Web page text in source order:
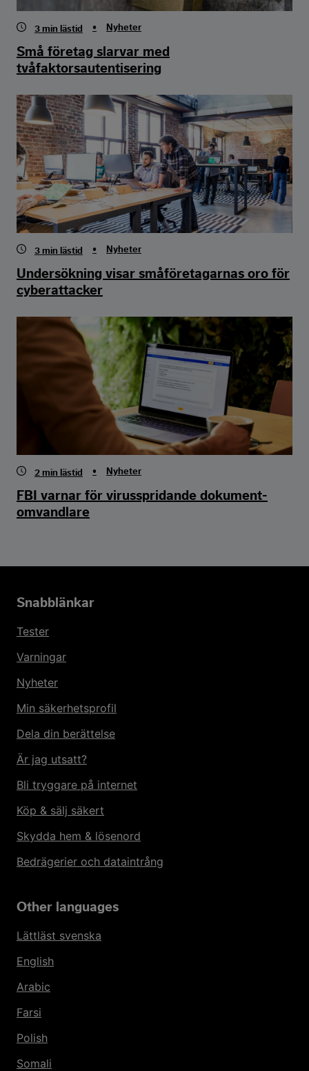
3 min lästid • Nyheter
Små företag slarvar med
tvåfaktorsautentisering
3 min lästid • Nyheter
Undersökning visar småföretagarnas oro för
cyberattacker
2 min lästid • Nyheter
FBI varnar för virus­spridande dokument­
omvandlare
Snabblänkar
Tester
Varningar
Nyheter
Min säkerhetsprofil
Dela din berättelse
Är jag utsatt?
Bli tryggare på internet
Köp & sälj säkert
Skydda hem & lösenord
Bedrägerier och dataintrång
Other languages
Lättläst svenska
English
Arabic
Farsi
Polish
Somali